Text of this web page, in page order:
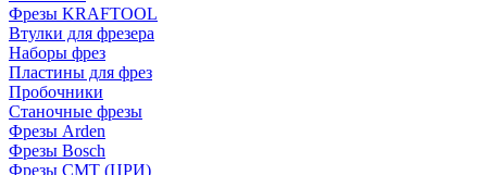
Фрезы KRAFTOOL
Втулки для фрезера
Наборы фрез
Пластины для фрез
Пробочники
Станочные фрезы
Фрезы Arden
Фрезы Bosch
Фрезы CMT (ЦРИ)